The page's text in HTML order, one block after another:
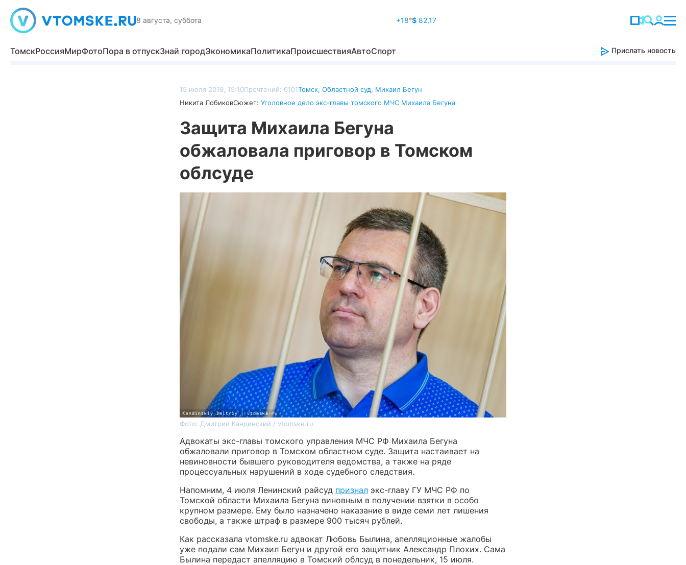
8 августа, суббота +18°$82,17
ТомскРоссияМирФотоПора в отпускЗнай городЭкономикаПолитикаПроисшествияАвтоСпорт Прислать новость
15 июля 2019, 15:10Прочтений: 6101Томск, Областной суд, Михаил Бегун
Никита ЛобиковСюжет: Уголовное дело экс-главы томского МЧС Михаила Бегуна
Защита Михаила Бегуна
обжаловала приговор в Томском
облсуде
Фото: Дмитрий Кандинский / vtomske.ru
Адвокаты экс-главы томского управления МЧС РФ Михаила Бегуна
обжаловали приговор в Томском областном суде. Защита настаивает на
невиновности бывшего руководителя ведомства, а также на ряде
процессуальных нарушений в ходе судебного следствия.
Напомним, 4 июля Ленинский райсуд признал экс-главу ГУ МЧС РФ по
Томской области Михаила Бегуна виновным в получении взятки в особо
крупном размере. Ему было назначено наказание в виде семи лет лишения
свободы, а также штраф в размере 900 тысяч рублей.
Как рассказала vtomske.ru адвокат Любовь Былина, апелляционные жалобы
уже подали сам Михаил Бегун и другой его защитник Александр Плохих. Сама
Былина передаст апелляцию в Томский облсуд в понедельник, 15 июля.